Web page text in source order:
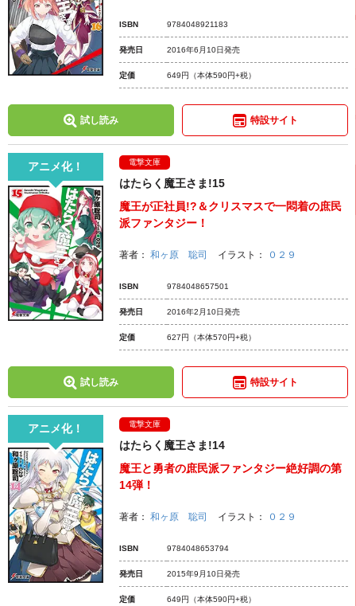
ISBN 9784048921183
発売日 2016年6月10日発売
定価 649円 （本体590円+税）
試し読み 特設サイト
アニメ化！ 電撃文庫
はたらく魔王さま!15
魔王が正社員!?＆クリスマスで一悶着の庶民
派ファンタジー！
著者： 和ヶ原 聡司 イラスト： ０２９
ISBN 9784048657501
発売日 2016年2月10日発売
定価 627円 （本体570円+税）
試し読み 特設サイト
アニメ化！ 電撃文庫
はたらく魔王さま!14
魔王と勇者の庶民派ファンタジー絶好調の第
14弾！
著者： 和ヶ原 聡司 イラスト： ０２９
ISBN 9784048653794
発売日 2015年9月10日発売
定価 649円 （本体590円+税）